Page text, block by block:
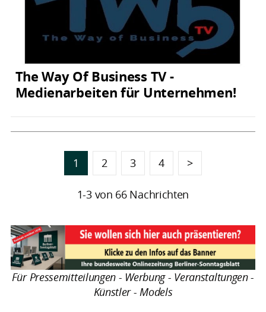
The Way Of Business TV -
Medienarbeiten für Unternehmen!
1 2 3 4 >
1-3 von 66 Nachrichten
Für Pressemitteilungen - Werbung - Veranstaltungen -
Künstler - Models